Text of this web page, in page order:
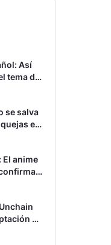
Así
tema de
se salva
en
El anime
al